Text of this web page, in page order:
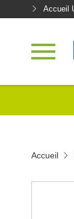
Accueil
Accueil